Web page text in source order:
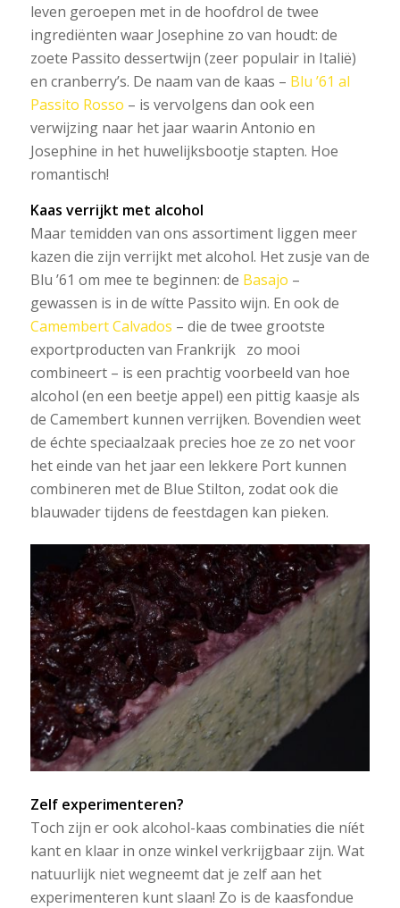
leven geroepen met in de hoofdrol de twee
ingrediënten waar Josephine zo van houdt: de
zoete Passito dessertwijn (zeer populair in Italië)
en cranberry’s. De naam van de kaas – Blu ’61 al
Passito Rosso – is vervolgens dan ook een
verwijzing naar het jaar waarin Antonio en
Josephine in het huwelijksbootje stapten. Hoe
romantisch!
Kaas verrijkt met alcohol
Maar temidden van ons assortiment liggen meer
kazen die zijn verrijkt met alcohol. Het zusje van de
Blu ’61 om mee te beginnen: de Basajo –
gewassen is in de wítte Passito wijn. En ook de
Camembert Calvados – die de twee grootste
exportproducten van Frankrijk zo mooi
combineert – is een prachtig voorbeeld van hoe
alcohol (en een beetje appel) een pittig kaasje als
de Camembert kunnen verrijken. Bovendien weet
de échte speciaalzaak precies hoe ze zo net voor
het einde van het jaar een lekkere Port kunnen
combineren met de Blue Stilton, zodat ook die
blauwader tijdens de feestdagen kan pieken.
Zelf experimenteren?
Toch zijn er ook alcohol-kaas combinaties die níét
kant en klaar in onze winkel verkrijgbaar zijn. Wat
natuurlijk niet wegneemt dat je zelf aan het
experimenteren kunt slaan! Zo is de kaasfondue